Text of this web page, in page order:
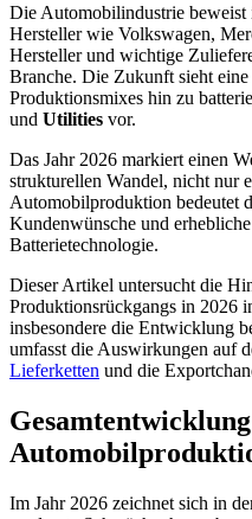
Die Automobilindustrie beweist
Hersteller wie Volkswagen,
Hersteller und wichtige
Branche. Die Zukunft sieht eine
Produktionsmixes hin zu
und Utilities vor.
Das Jahr 2026 markiert einen
strukturellen Wandel, nicht nur
Automobilproduktion bedeutet
Kundenwünsche und
Batterietechnologie.
Dieser Artikel untersucht die
Produktionsrückgangs in 2026
insbesondere die Entwicklung
umfasst die Auswirkungen auf
Lieferketten und die
Im Jahr 2026 zeichnet sich in